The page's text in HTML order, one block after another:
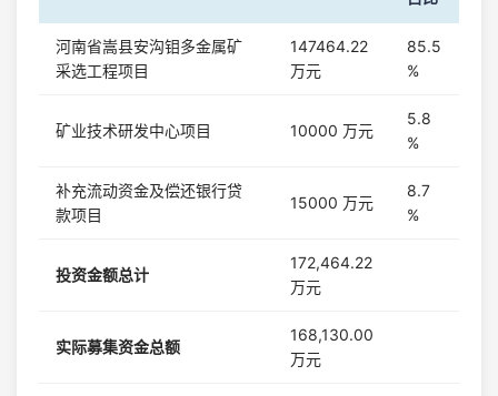
河南省嵩县安沟钼多金属矿
采选工程项目
147464.22
万元
85.5
%
矿业技术研发中心项目 10000 万元
5.8
%
补充流动资金及偿还银行贷
款项目
15000 万元
8.7
%
投资金额总计
172,464.22
万元
实际募集资金总额
168,130.00
万元